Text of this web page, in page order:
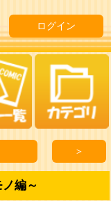
ログイン
＞
編～